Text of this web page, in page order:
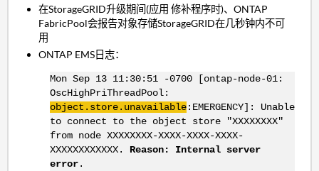
在StorageGRID升级期间(应用 修补程序时)、ONTAP
FabricPool会报告对象存储StorageGRID在几秒钟内不可
用
ONTAP EMS日志：
Mon Sep 13 11:30:51 -0700 [ontap-node-01:
OscHighPriThreadPool:
object.store.unavailable:EMERGENCY]: Unable
to connect to the object store "XXXXXXXX"
from node XXXXXXXX-XXXX-XXXX-XXXX-
XXXXXXXXXXXX. Reason: Internal server
error.